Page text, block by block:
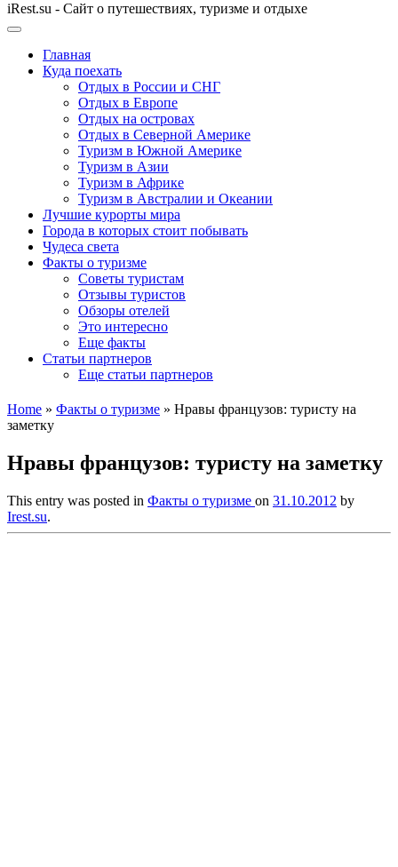
iRest.su - Сайт о путешествиях, туризме и отдыхе
Главная
Куда поехать
Отдых в России и СНГ
Отдых в Европе
Отдых на островах
Отдых в Северной Америке
Туризм в Южной Америке
Туризм в Азии
Туризм в Африке
Туризм в Австралии и Океании
Лучшие курорты мира
Города в которых стоит побывать
Чудеса света
Факты о туризме
Советы туристам
Отзывы туристов
Обзоры отелей
Это интересно
Еще факты
Статьи партнеров
Еще статьи партнеров
Home » Факты о туризме » Нравы французов: туристу на
заметку
Нравы французов: туристу на заметку
This entry was posted in Факты о туризме on 31.10.2012 by
Irest.su.